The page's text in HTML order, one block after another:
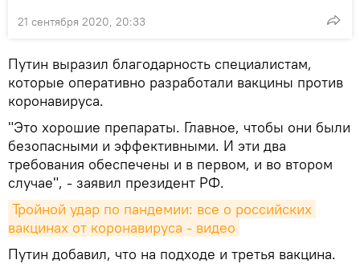
21 сентября 2020, 20:33
Путин выразил благодарность специалистам,
которые оперативно разработали вакцины против
коронавируса.
"Это хорошие препараты. Главное, чтобы они были
безопасными и эффективными. И эти два
требования обеспечены и в первом, и во втором
случае", - заявил президент РФ.
Тройной удар по пандемии: все о российских
вакцинах от коронавируса - видео
Путин добавил, что на подходе и третья вакцина.